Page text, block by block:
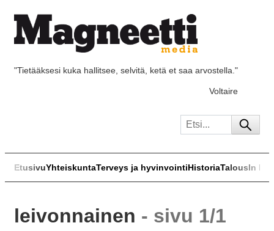
"Tietääksesi kuka hallitsee, selvitä, ketä et saa arvostella."
Voltaire
EtusivuYhteiskuntaTerveys ja hyvinvointiHistoriaTalousIn
leivonnainen - sivu 1/1